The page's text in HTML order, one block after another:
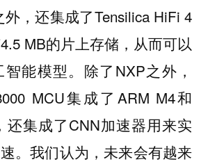
外，还集成了Tensilica HiFi 4
MB的片上存储，从而可以
能模型。除了NXP之外，
MCU集成了ARM M4和
还集成了CNN加速器用来实
。我们认为，未来会有越来